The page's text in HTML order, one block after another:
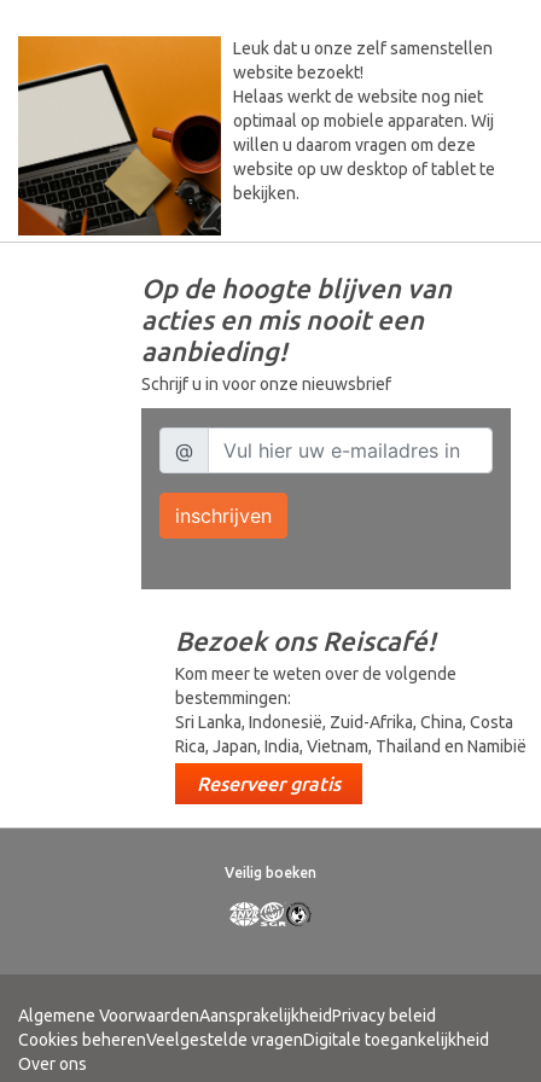
Leuk dat u onze zelf samenstellen
website bezoekt!
Helaas werkt de website nog niet
optimaal op mobiele apparaten. Wij
willen u daarom vragen om deze
website op uw desktop of tablet te
bekijken.
Op de hoogte blijven van
acties en mis nooit een
aanbieding!
Schrijf u in voor onze nieuwsbrief
Bezoek ons Reiscafé!
Kom meer te weten over de volgende
bestemmingen:
Sri Lanka, Indonesië, Zuid-Afrika, China, Costa
Rica, Japan, India, Vietnam, Thailand en Namibië
Reserveer gratis
Veilig boeken
Algemene VoorwaardenAansprakelijkheidPrivacy beleid
Cookies beherenVeelgestelde vragenDigitale toegankelijkheid
Over ons